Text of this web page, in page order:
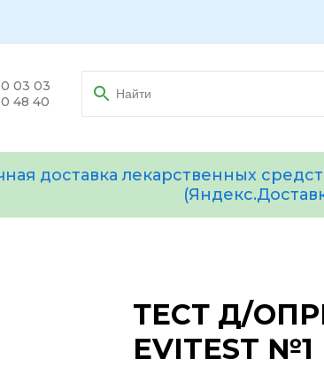
03 03
48 40
доставка лекарственных
ТЕСТ Д/
EVITEST №1